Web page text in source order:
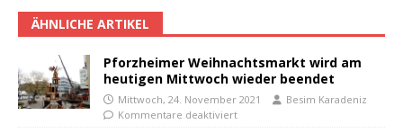
ÄHNLICHE ARTIKEL
Pforzheimer Weihnachtsmarkt wird am
heutigen Mittwoch wieder beendet
Mittwoch, 24. November 2021
Besim Karadeniz
Kommentare deaktiviert